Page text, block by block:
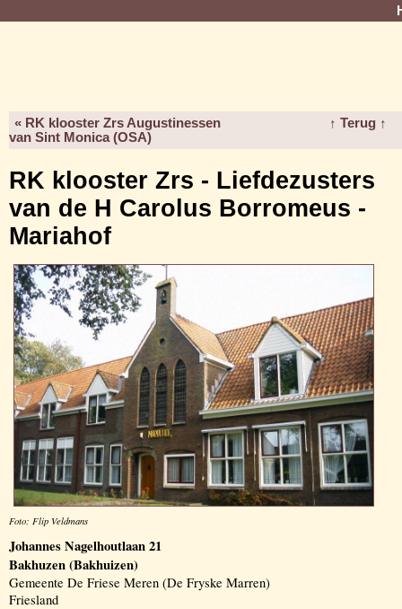
« RK klooster Zrs Augustinessen
van Sint Monica (OSA)
↑ Terug ↑
RK klooster Zrs - Liefdezusters
van de H Carolus Borromeus -
Mariahof
Foto: Flip Veldmans
Johannes Nagelhoutlaan 21
Bakhuzen (Bakhuizen)
Gemeente De Friese Meren (De Fryske Marren)
Friesland